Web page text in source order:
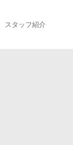
スタッフ紹介